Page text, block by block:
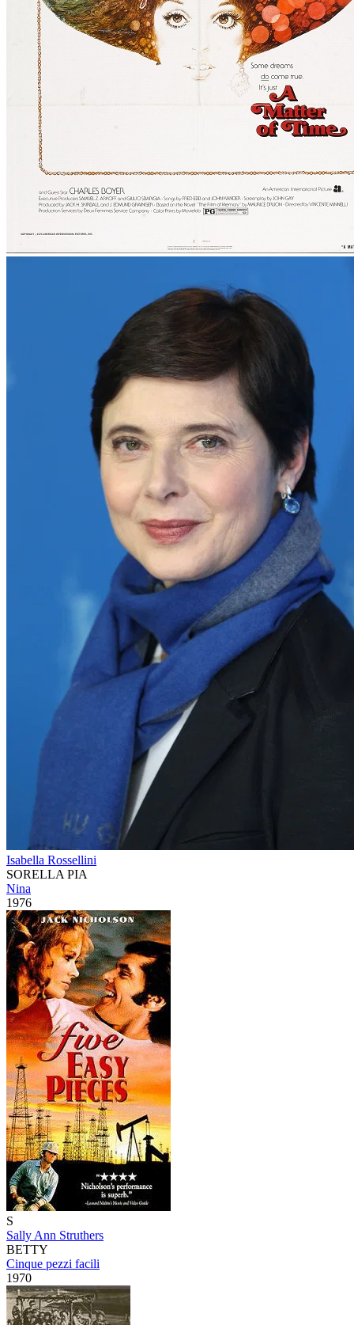
Isabella Rossellini
SORELLA PIA
Nina
1976
S
Sally Ann Struthers
BETTY
Cinque pezzi facili
1970